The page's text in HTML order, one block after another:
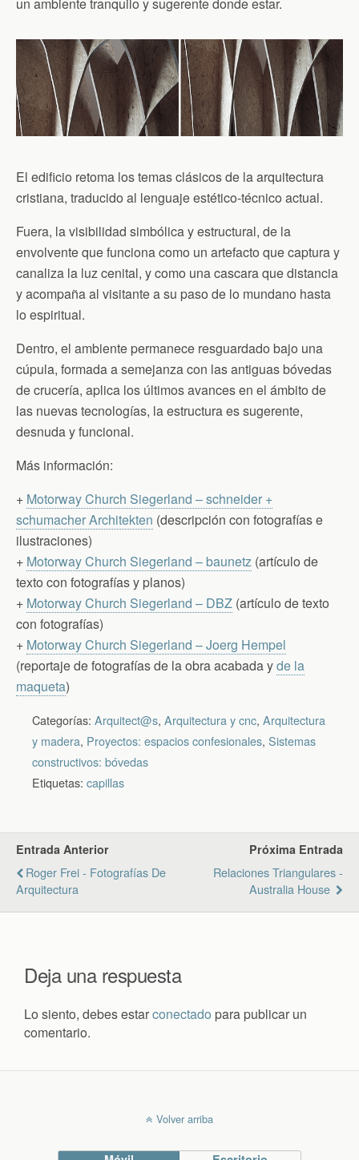
un ambiente tranquilo y sugerente donde estar.
El edificio retoma los temas clásicos de la arquitectura
cristiana, traducido al lenguaje estético-técnico actual.
Fuera, la visibilidad simbólica y estructural, de la
envolvente que funciona como un artefacto que captura y
canaliza la luz cenital, y como una cascara que distancia
y acompaña al visitante a su paso de lo mundano hasta
lo espiritual.
Dentro, el ambiente permanece resguardado bajo una
cúpula, formada a semejanza con las antiguas bóvedas
de crucería, aplica los últimos avances en el ámbito de
las nuevas tecnologías, la estructura es sugerente,
desnuda y funcional.
Más información:
+ Motorway Church Siegerland – schneider +
schumacher Architekten (descripción con fotografías e
ilustraciones)
+ Motorway Church Siegerland – baunetz (artículo de
texto con fotografías y planos)
+ Motorway Church Siegerland – DBZ (artículo de texto
con fotografías)
+ Motorway Church Siegerland – Joerg Hempel
(reportaje de fotografías de la obra acabada yde la
maqueta)
Categorías: Arquitect@s, Arquitectura y cnc, Arquitectura
y madera, Proyectos: espacios confesionales, Sistemas
constructivos: bóvedas
Etiquetas: capillas
Entrada Anterior
Roger Frei - Fotografías De
Arquitectura
Próxima Entrada
Relaciones Triangulares -
Australia House
Deja una respuesta
Lo siento, debes estarconectado para publicar un
comentario.
Volver arriba